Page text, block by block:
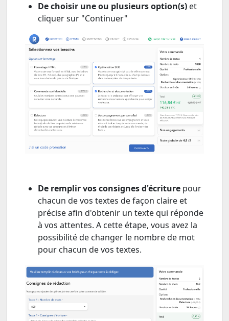
De choisir une ou plusieurs option(s) et
cliquer sur "Continuer"
De remplir vos consignes d'écriture pour
chacun de vos textes de façon claire et
précise afin d'obtenir un texte qui réponde
à vos attentes. A cette étape, vous avez la
possibilité de changer le nombre de mot
pour chacun de vos textes.